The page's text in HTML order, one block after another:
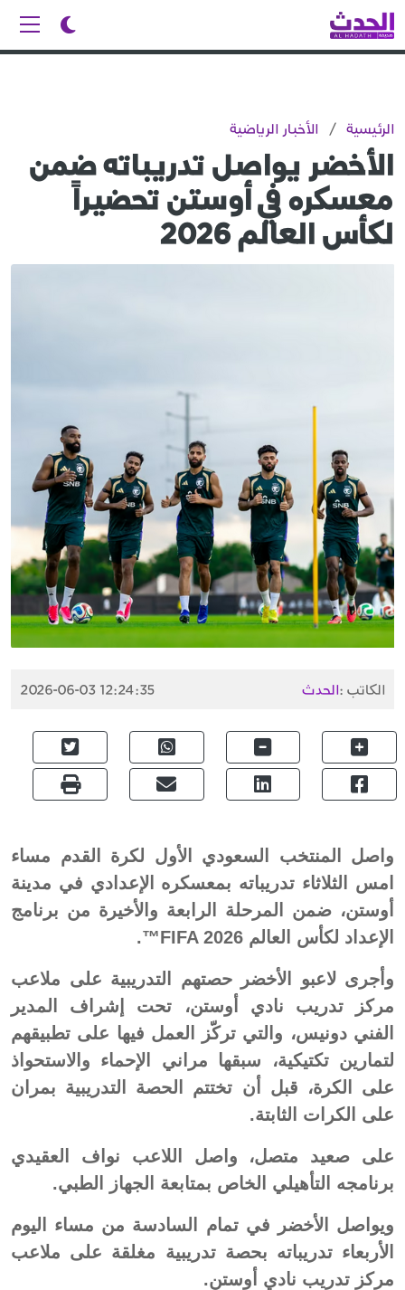
الرئيسية / الأخبار الرياضية
الأخضر يواصل تدريباته ضمن
معسكره في أوستن تحضيراً
لكأس العالم 2026
الكاتب :الحدث 2026-06-03 12:24:35
واصل المنتخب السعودي الأول لكرة القدم مساء
امس الثلاثاء تدريباته بمعسكره الإعدادي في مدينة
أوستن، ضمن المرحلة الرابعة والأخيرة من برنامج
الإعداد لكأس العالم FIFA 2026™️.
وأجرى لاعبو الأخضر حصتهم التدريبية على ملاعب
مركز تدريب نادي أوستن، تحت إشراف المدير
الفني دونيس، والتي تركّز العمل فيها على تطبيقهم
لتمارين تكتيكية، سبقها مراني الإحماء والاستحواذ
على الكرة، قبل أن تختتم الحصة التدريبية بمران
على الكرات الثابتة.
على صعيد متصل، واصل اللاعب نواف العقيدي
برنامجه التأهيلي الخاص بمتابعة الجهاز الطبي.
ويواصل الأخضر في تمام السادسة من مساء اليوم
الأربعاء تدريباته بحصة تدريبية مغلقة على ملاعب
مركز تدريب نادي أوستن.